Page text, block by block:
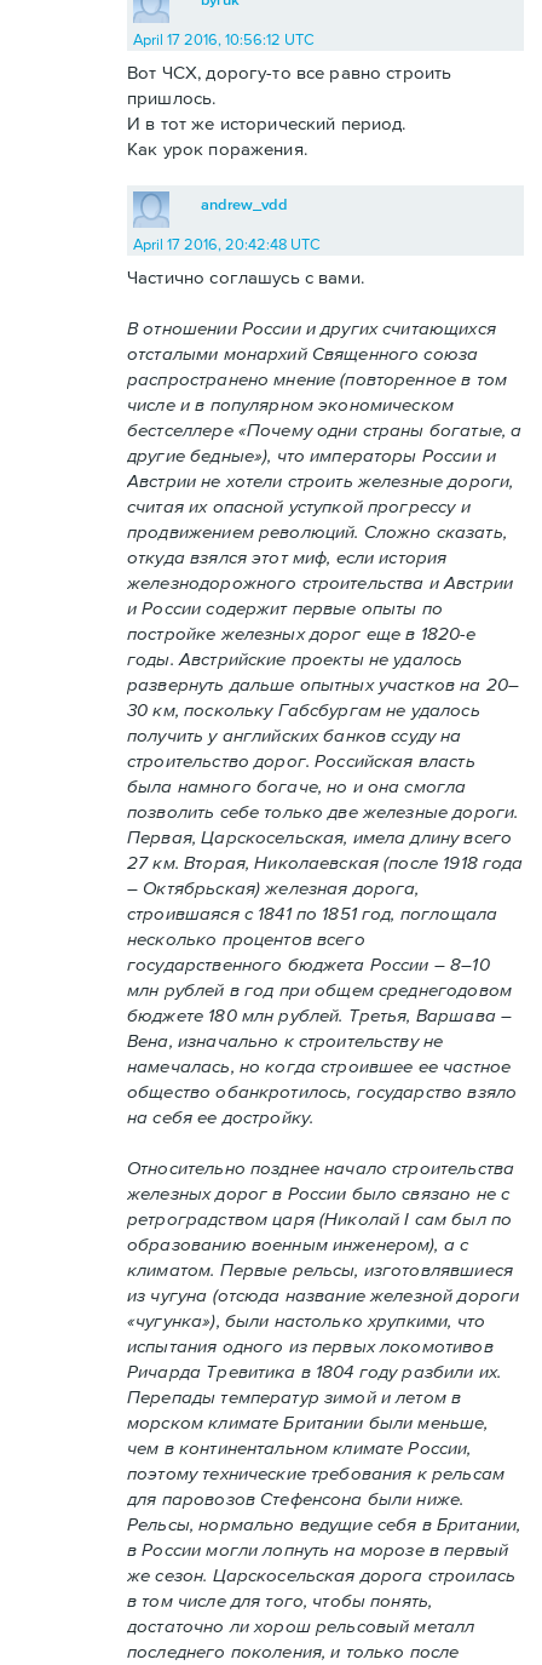
April 17 2016, 10:56:12 UTC
Вот ЧСХ, дорогу-то все равно строить
пришлось.
И в тот же исторический период.
Как урок поражения.
andrew_vdd
April 17 2016, 20:42:48 UTC
Частично соглашусь с вами.
В отношении России и других считающихся
отсталыми монархий Священного союза
распространено мнение (повторенное в том
числе и в популярном экономическом
бестселлере «Почему одни страны богатые, а
другие бедные»), что императоры России и
Австрии не хотели строить железные дороги,
считая их опасной уступкой прогрессу и
продвижением революций. Сложно сказать,
откуда взялся этот миф, если история
железнодорожного строительства и Австрии
и России содержит первые опыты по
постройке железных дорог еще в 1820-е
годы. Австрийские проекты не удалось
развернуть дальше опытных участков на 20–
30 км, поскольку Габсбургам не удалось
получить у английских банков ссуду на
строительство дорог. Российская власть
была намного богаче, но и она смогла
позволить себе только две железные дороги.
Первая, Царскосельская, имела длину всего
27 км. Вторая, Николаевская (после 1918 года
– Октябрьская) железная дорога,
строившаяся с 1841 по 1851 год, поглощала
несколько процентов всего
государственного бюджета России – 8–10
млн рублей в год при общем среднегодовом
бюджете 180 млн рублей. Третья, Варшава –
Вена, изначально к строительству не
намечалась, но когда строившее ее частное
общество обанкротилось, государство взяло
на себя ее достройку.
Относительно позднее начало строительства
железных дорог в России было связано не с
ретроградством царя (Николай I сам был по
образованию военным инженером), а с
климатом. Первые рельсы, изготовлявшиеся
из чугуна (отсюда название железной дороги
«чугунка»), были настолько хрупкими, что
испытания одного из первых локомотивов
Ричарда Тревитика в 1804 году разбили их.
Перепады температур зимой и летом в
морском климате Британии были меньше,
чем в континентальном климате России,
поэтому технические требования к рельсам
для паровозов Стефенсона были ниже.
Рельсы, нормально ведущие себя в Британии,
в России могли лопнуть на морозе в первый
же сезон. Царскосельская дорога строилась
в том числе для того, чтобы понять,
достаточно ли хорош рельсовый металл
последнего поколения, и только после